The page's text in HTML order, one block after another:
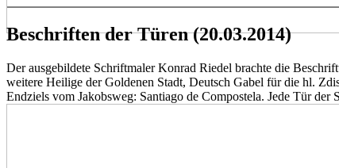
Beschriften der Türen (20.03.2014)
Der ausgebildete Schriftmaler Konrad Riedel brachte die
weitere Heilige der Goldenen Stadt, Deutsch Gabel für die hl.
Endziels vom Jakobsweg: Santiago de Compostela. Jede Tür der